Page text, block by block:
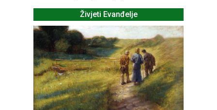
Živjeti Evanđelje